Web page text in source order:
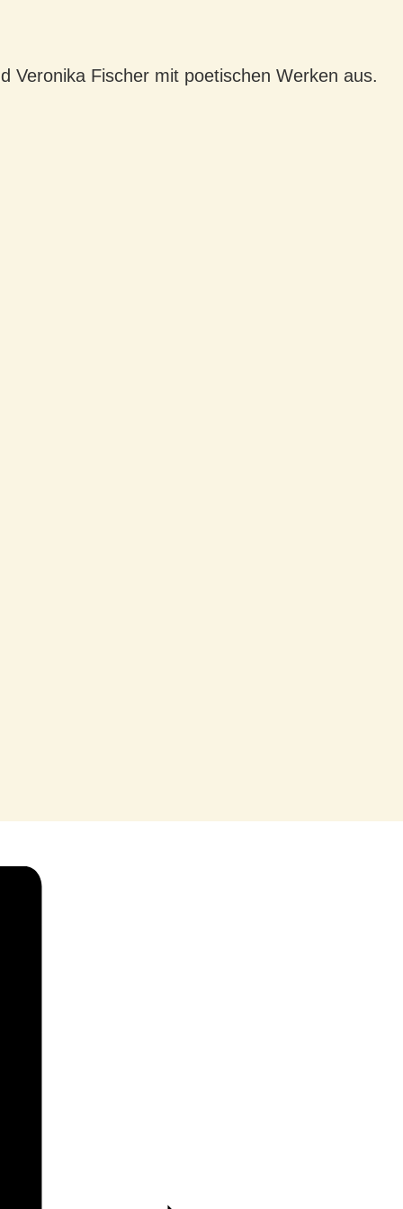
Veronika Fischer mit poetischen Werken aus.